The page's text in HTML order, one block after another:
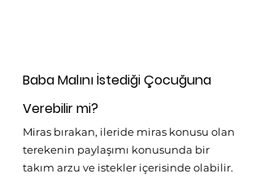
Baba Malını İstediği Çocuğuna
Verebilir mi?
Miras bırakan, ileride miras konusu olan
terekenin paylaşımı konusunda bir
takım arzu ve istekler içerisinde olabilir.